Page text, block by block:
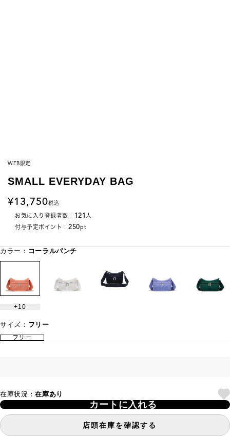
WEB限定
SMALL EVERYDAY BAG
13,750税込
お気に入り登録者数： 121 人
付与予定ポイント： 250pt
カラー： コーラルパンチ
10
サイズ： フリー
フリー
在庫状況：在庫あり
カートに入れる
店頭在庫を確認する